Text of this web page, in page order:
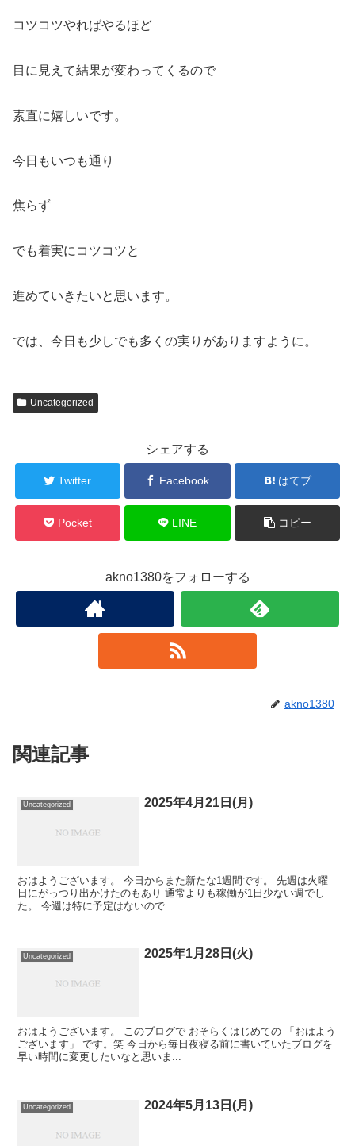
コツコツやればやるほど
目に見えて結果が変わってくるので
素直に嬉しいです。
今日もいつも通り
焦らず
でも着実にコツコツと
進めていきたいと思います。
では、今日も少しでも多くの実りがありますように。
Uncategorized
シェアする
Twitter Facebook はてブ
Pocket LINE コピー
akno1380をフォローする
akno1380
関連記事
Uncategorized 2025年4月21日(月)
おはようございます。 今日からまた新たな1週間です。 先週は火曜
日にがっつり出かけたのもあり 通常よりも稼働が1日少ない週でし
た。 今週は特に予定はないので ...
Uncategorized 2025年1月28日(火)
おはようございます。 このブログで おそらくはじめての 「おはよう
ございます」 です。笑 今日から毎日夜寝る前に書いていたブログを
早い時間に変更したいなと思いま...
Uncategorized 2024年5月13日(月)